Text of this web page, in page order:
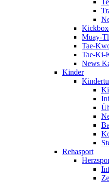
Muay-
Tae-
Tae-Ki-
News
Kinder
Rehasport